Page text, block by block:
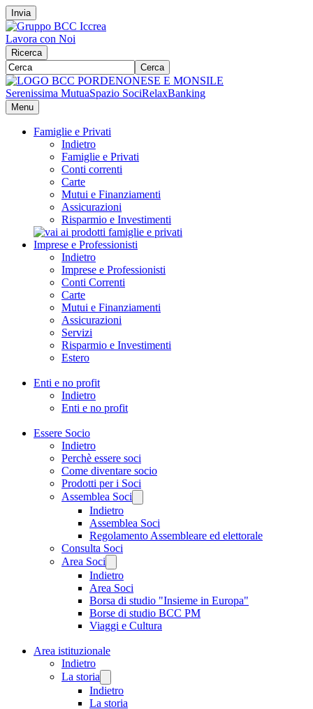
Invia
Lavora con Noi
Ricerca
Cerca
Serenissima MutuaSpazio SociRelaxBanking
Menu
Famiglie e Privati
Indietro
Famiglie e Privati
Conti correnti
Carte
Mutui e Finanziamenti
Assicurazioni
Risparmio e Investimenti
Imprese e Professionisti
Indietro
Imprese e Professionisti
Conti Correnti
Carte
Mutui e Finanziamenti
Assicurazioni
Servizi
Risparmio e Investimenti
Estero
Enti e no profit
Indietro
Enti e no profit
Essere Socio
Indietro
Perchè essere soci
Come diventare socio
Prodotti per i Soci
Assemblea Soci
Indietro
Assemblea Soci
Regolamento Assembleare ed elettorale
Consulta Soci
Area Soci
Indietro
Area Soci
Borsa di studio "Insieme in Europa"
Borse di studio BCC PM
Viaggi e Cultura
Area istituzionale
Indietro
La storia
Indietro
La storia